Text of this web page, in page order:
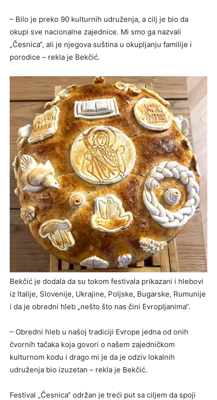
– Bilo je preko 90 kulturnih udruženja, a cilj je bio da
okupi sve nacionalne zajednice. Mi smo ga nazvali
„Česnica“, ali je njegova suština u okupljanju familije i
porodice – rekla je Bekčić.
Bekčić je dodala da su tokom festivala prikazani i hlebovi
iz Italije, Slovenije, Ukrajine, Poljske, Bugarske, Rumunije
i da je obredni hleb „nešto što nas čini Evropljanima“.
– Obredni hleb u našoj tradiciji Evrope jedna od onih
čvornih tačaka koja govori o našem zajedničkom
kulturnom kodu i drago mi je da je odziv lokalnih
udruženja bio izuzetan – rekla je Bekčić.
Festival „Česnica“ održan je treći put sa ciljem da spoji